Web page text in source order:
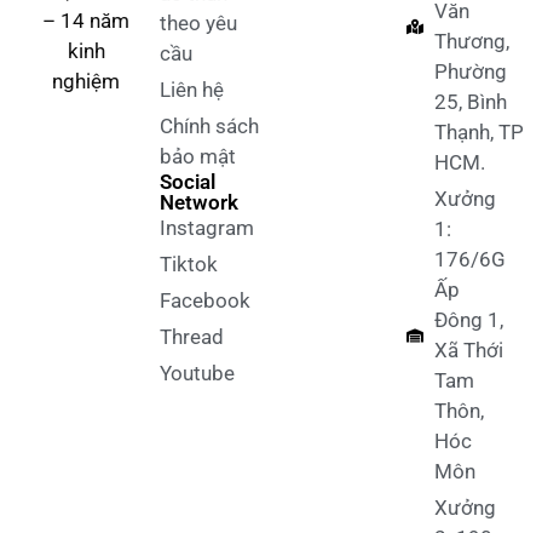
– 14 năm
kinh
nghiệm
theo yêu
cầu
Liên hệ
Chính sách
bảo mật
Social
Network
Instagram
Tiktok
Facebook
Thread
Youtube
Văn
Thương,
Phường
25, Bình
Thạnh, TP
HCM.
Xưởng
1:
176/6G
Ấp
Đông 1,
Xã Thới
Tam
Thôn,
Hóc
Môn
Xưởng